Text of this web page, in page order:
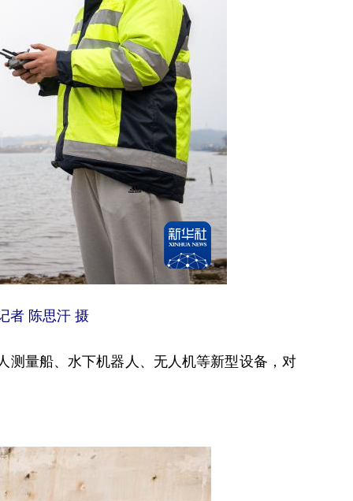
者 陈思汗 摄
量船、水下机器人、无人机等新型设备，对